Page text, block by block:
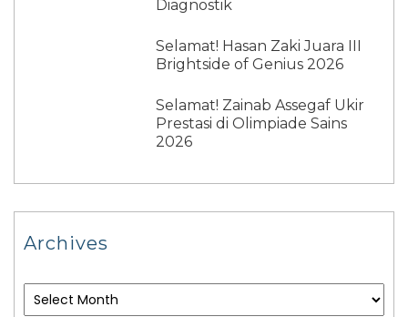
Diagnostik
Selamat! Hasan Zaki Juara III
Brightside of Genius 2026
Selamat! Zainab Assegaf Ukir
Prestasi di Olimpiade Sains
2026
Archives